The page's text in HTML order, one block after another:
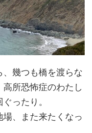
、幾つも橋を渡らな
所恐怖症のわたし
ったり。
、また来たくなっ